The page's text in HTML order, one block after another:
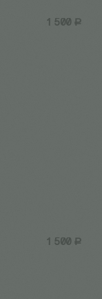
1 500 Р
1 500 Р